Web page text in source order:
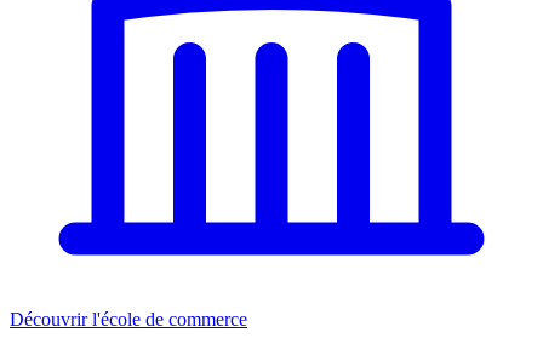
Découvrir l'école de commerce